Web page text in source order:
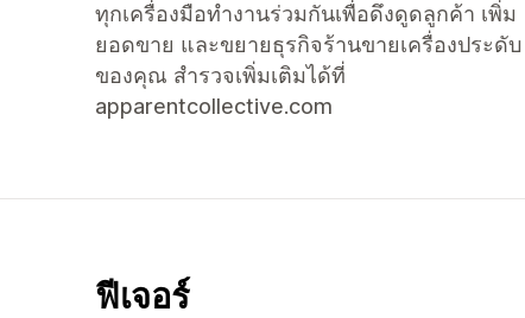
ทุกเครื่องมือทำงานร่วมกันเพื่อดึงดูดลูกค้า เพิ่ม
ยอดขาย และขยายธุรกิจร้านขายเครื่องประดับ
ของคุณ สำรวจเพิ่มเติมได้ที่
apparentcollective.com
ฟีเจอร์